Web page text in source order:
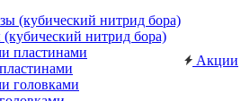
нитрид бора)
Акции